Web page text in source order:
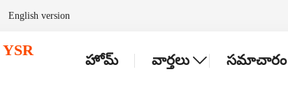
English version
హోమ్ వార్తలు సమాచారం